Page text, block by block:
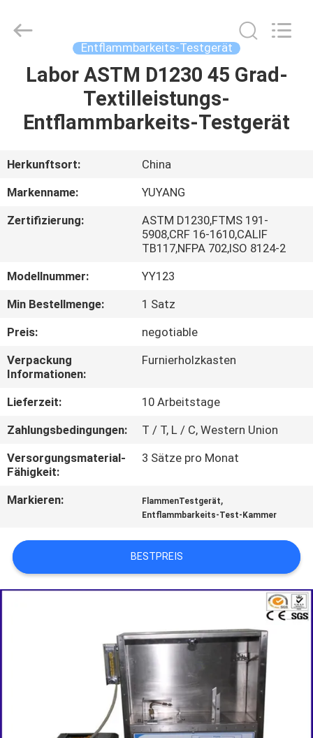
HAUS
PRODUKTE
VR
SHOW
ÜBER
FABRIK-
AUSFLUG
TRETEN
SIE
UNS
IN
FORDERN
DATENSCHUTZRICHTLINIE
LTD.
Entflammbarkeits-Testgerät
Labor ASTM D1230 45 Grad-
Textilleistungs-
Entflammbarkeits-Testgerät
Herkunftsort:
China
Markenname:
YUYANG
Zertifizierung:
ASTM D1230,FTMS 191-
5908,CRF 16-1610,CALIF
TB117,NFPA 702,ISO 8124-2
Modellnummer:
YY123
Min Bestellmenge:
1 Satz
Preis:
negotiable
Verpackung
Informationen:
Furnierholzkasten
Lieferzeit:
10 Arbeitstage
Zahlungsbedingungen:
T / T, L / C, Western Union
Versorgungsmaterial-
Fähigkeit:
3 Sätze pro Monat
Markieren: FlammenTestgerät,
Entflammbarkeits-Test-Kammer
BESTPREIS